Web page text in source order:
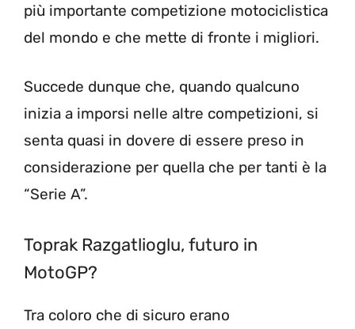
più importante competizione motociclistica
del mondo e che mette di fronte i migliori.
Succede dunque che, quando qualcuno
inizia a imporsi nelle altre competizioni, si
senta quasi in dovere di essere preso in
considerazione per quella che per tanti è la
“Serie A”.
Toprak Razgatlioglu, futuro in
MotoGP?
Tra coloro che di sicuro erano